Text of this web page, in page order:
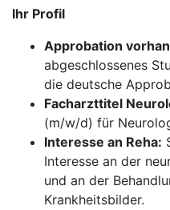
Ihr Profil
Approbation
abgeschlossenes
die deutsche
Facharzttitel
(m/w/d) für
Interesse an Reha:
Interesse an der
und an der
Krankheitsbilder.